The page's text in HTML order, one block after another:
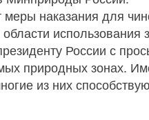
наказания для
России с
природных зонах.
из них